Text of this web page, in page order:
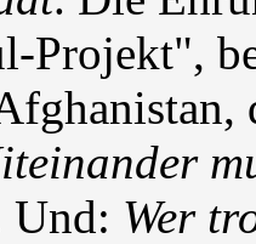
Projekt",
Und: Wer